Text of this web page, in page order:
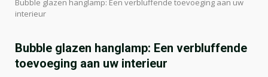
Bubble glazen hanglamp: Een verbluffende toevoeging aan uw
interieur
Bubble glazen hanglamp: Een verbluffende
toevoeging aan uw interieur